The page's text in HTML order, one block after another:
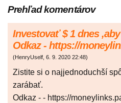
Prehľad komentárov
Investovať $ 1 dnes
Odkaz - https://
(HenryUself, 6. 9. 2020 22:48)
Zistite si o najjednoduchší
zarábať.
Odkaz - - https://